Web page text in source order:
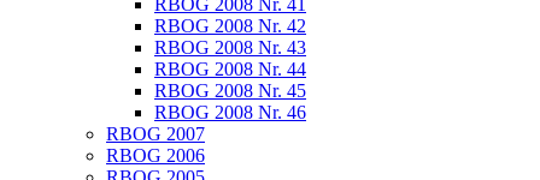
RBOG 2008 Nr. 41
RBOG 2008 Nr. 42
RBOG 2008 Nr. 43
RBOG 2008 Nr. 44
RBOG 2008 Nr. 45
RBOG 2008 Nr. 46
RBOG 2007
RBOG 2006